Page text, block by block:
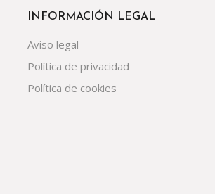
INFORMACIÓN LEGAL
Aviso legal
Política de privacidad
Política de cookies